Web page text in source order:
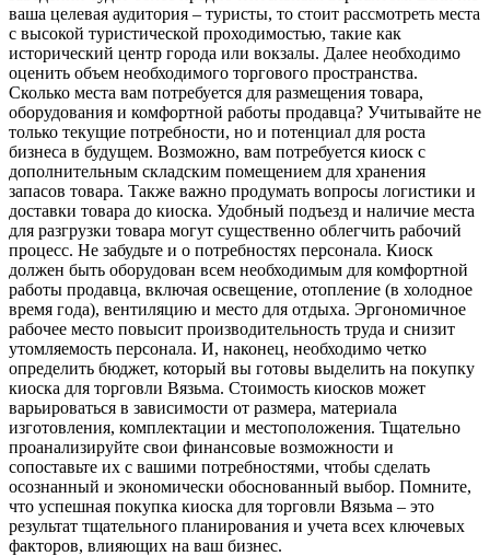
ваша целевая аудитория – туристы, то стоит рассмотреть места
с высокой туристической проходимостью, такие как
исторический центр города или вокзалы. Далее необходимо
оценить объем необходимого торгового пространства.
Сколько места вам потребуется для размещения товара,
оборудования и комфортной работы продавца? Учитывайте не
только текущие потребности, но и потенциал для роста
бизнеса в будущем. Возможно, вам потребуется киоск с
дополнительным складским помещением для хранения
запасов товара. Также важно продумать вопросы логистики и
доставки товара до киоска. Удобный подъезд и наличие места
для разгрузки товара могут существенно облегчить рабочий
процесс. Не забудьте и о потребностях персонала. Киоск
должен быть оборудован всем необходимым для комфортной
работы продавца, включая освещение, отопление (в холодное
время года), вентиляцию и место для отдыха. Эргономичное
рабочее место повысит производительность труда и снизит
утомляемость персонала. И, наконец, необходимо четко
определить бюджет, который вы готовы выделить на покупку
киоска для торговли Вязьма. Стоимость киосков может
варьироваться в зависимости от размера, материала
изготовления, комплектации и местоположения. Тщательно
проанализируйте свои финансовые возможности и
сопоставьте их с вашими потребностями, чтобы сделать
осознанный и экономически обоснованный выбор. Помните,
что успешная покупка киоска для торговли Вязьма – это
результат тщательного планирования и учета всех ключевых
факторов, влияющих на ваш бизнес.